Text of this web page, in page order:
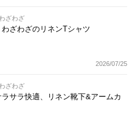
ざわざ
ざわざのリネンTシャツ
2026/07/25
ざわざ
ラサラ快適、リネン靴下&アームカ